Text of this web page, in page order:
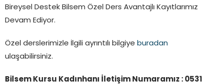
Bireysel Destek Bilsem Özel Ders Avantajlı Kayıtlarımız
Devam Ediyor.
Özel derslerimizle İlgili ayrıntılı bilgiye buradan
ulaşabilirsiniz.
Bilsem Kursu Kadınhanı İletişim Numaramız : 0531